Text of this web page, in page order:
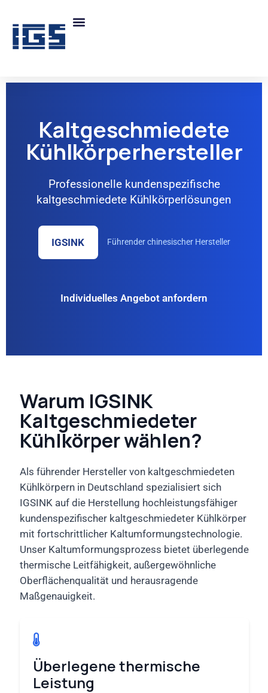
Kaltgeschmiedete
Kühlkörperhersteller
Professionelle kundenspezifische
kaltgeschmiedete Kühlkörperlösungen
IGSINK Führender chinesischer Hersteller
Individuelles Angebot anfordern
Warum IGSINK
Kaltgeschmiedeter
Kühlkörper wählen?
Als führender Hersteller von kaltgeschmiedeten
Kühlkörpern in Deutschland spezialisiert sich
IGSINK auf die Herstellung hochleistungsfähiger
kundenspezifischer kaltgeschmiedeter Kühlkörper
mit fortschrittlicher Kaltumformungstechnologie.
Unser Kaltumformungsprozess bietet überlegende
thermische Leitfähigkeit, außergewöhnliche
Oberflächenqualität und herausragende
Maßgenauigkeit.
Überlegene thermische
Leistung